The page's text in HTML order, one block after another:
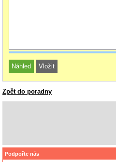
Zpět do poradny
Podpořte nás